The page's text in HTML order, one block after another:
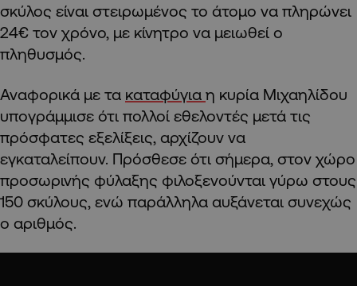
σκύλος είναι στειρωμένος το άτομο να πληρώνει
24€ τον χρόνο, με κίνητρο να μειωθεί ο
πληθυσμός.
Αναφορικά με τα καταφύγια η κυρία Μιχαηλίδου
υπογράμμισε ότι πολλοί εθελοντές μετά τις
πρόσφατες εξελίξεις, αρχίζουν να
εγκαταλείπουν. Πρόσθεσε ότι σήμερα, στον χώρο
προσωρινής φύλαξης φιλοξενούνται γύρω στους
150 σκύλους, ενώ παράλληλα αυξάνεται συνεχώς
ο αριθμός.